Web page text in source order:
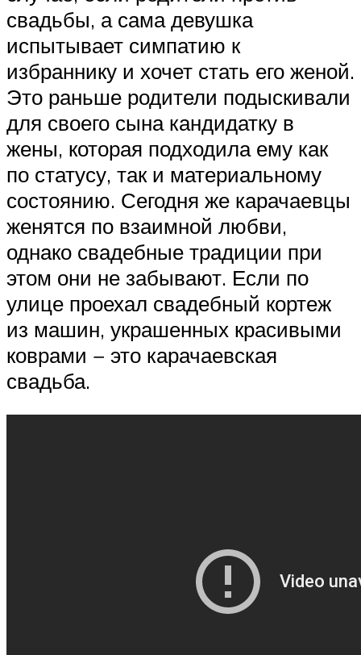
свадьбы, а сама девушка
испытывает симпатию к
избраннику и хочет стать его женой.
Это раньше родители подыскивали
для своего сына кандидатку в
жены, которая подходила ему как
по статусу, так и материальному
состоянию. Сегодня же карачаевцы
женятся по взаимной любви,
однако свадебные традиции при
этом они не забывают. Если по
улице проехал свадебный кортеж
из машин, украшенных красивыми
коврами − это карачаевская
свадьба.